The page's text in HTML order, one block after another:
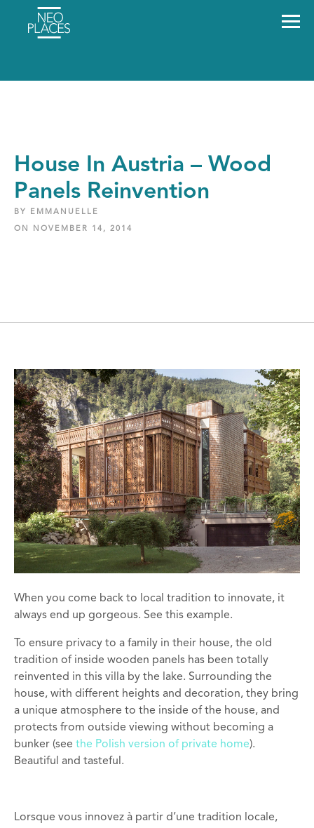
House In Austria – Wood
Panels Reinvention
BY EMMANUELLE
ON NOVEMBER 14, 2014
When you come back to local tradition to innovate, it
always end up gorgeous. See this example.
To ensure privacy to a family in their house, the old
tradition of inside wooden panels has been totally
reinvented in this villa by the lake. Surrounding the
house, with different heights and decoration, they bring
a unique atmosphere to the inside of the house, and
protects from outside viewing without becoming a
bunker (see the Polish version of private home).
Beautiful and tasteful.
Lorsque vous innovez à partir d’une tradition locale,